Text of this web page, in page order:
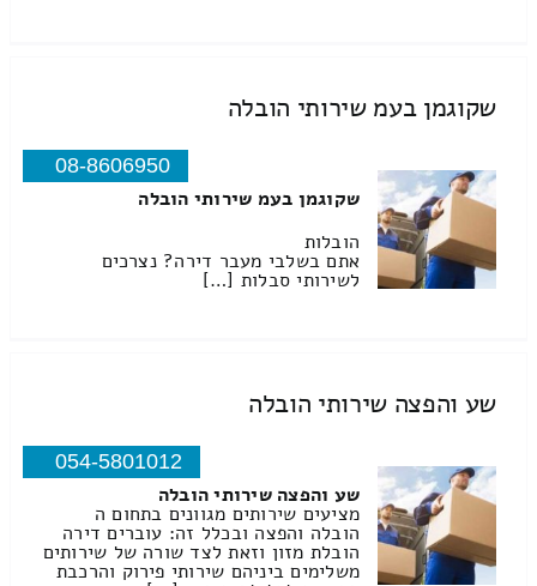
שקוגמן בעמ שירותי הובלה
08-8606950
שקוגמן בעמ שירותי הובלה
הובלות
אתם בשלבי מעבר דירה? נצרכים
לשירותי סבלות […]
שע והפצה שירותי הובלה
054-5801012
שע והפצה שירותי הובלה
מציעים שירותים מגוונים בתחום ה
הובלה והפצה ובכלל זה: עוברים דירה
הובלת מזון וזאת לצד שורה של שירותים
משלימים ביניהם שירותי פירוק והרכבת